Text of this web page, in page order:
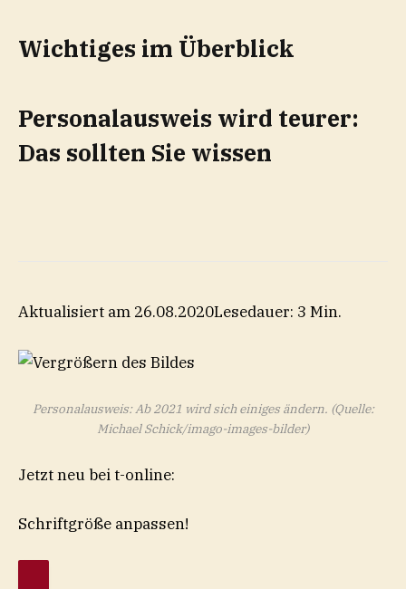
Wichtiges im Überblick
Personalausweis wird teurer:
Das sollten Sie wissen
Aktualisiert am 26.08.2020Lesedauer: 3 Min.
Personalausweis: Ab 2021 wird sich einiges ändern. (Quelle:
Michael Schick/imago-images-bilder)
Jetzt neu bei t-online:
Schriftgröße anpassen!